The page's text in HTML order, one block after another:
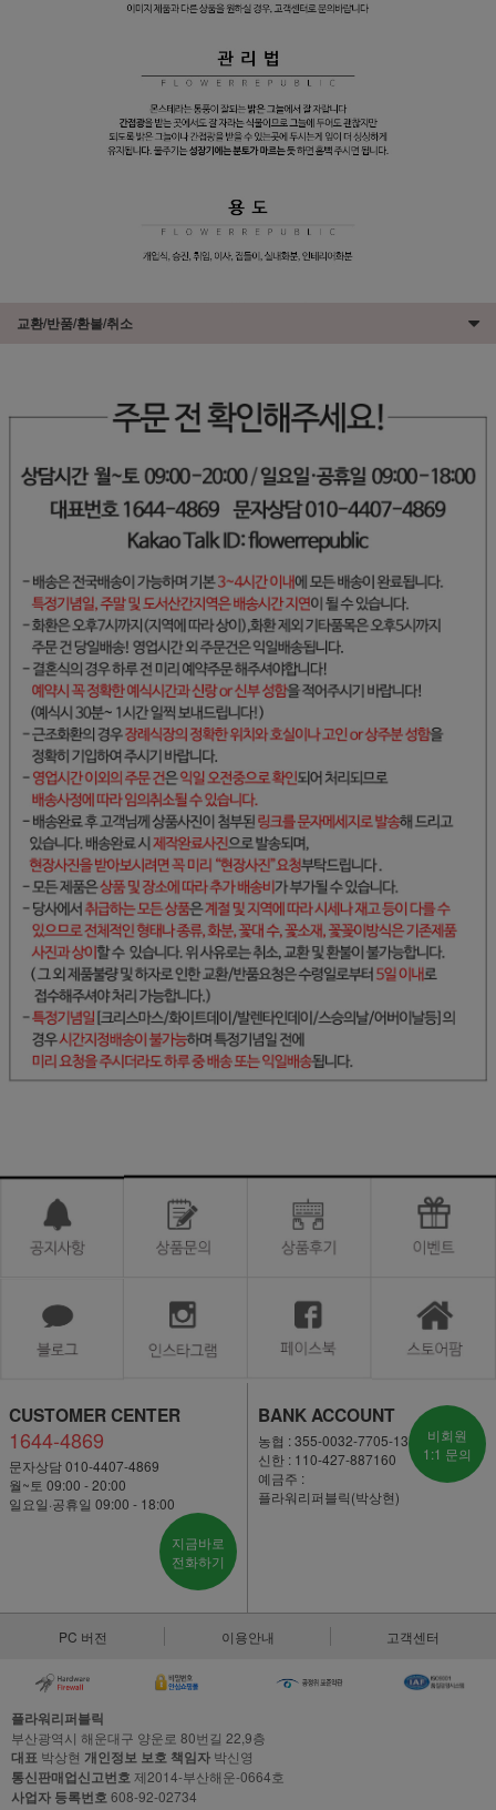
교환/반품/환불/취소
CUSTOMER CENTER
1644-4869
문자상담 010-4407-4869
월~토 09:00 - 20:00
일요일·공휴일 09:00 - 18:00
지금바로
전화하기
BANK ACCOUNT
농협 : 355-0032-7705-13
신한 : 110-427-887160
예금주 :
플라워리퍼블릭(박상현)
비회원
1:1 문의
PC 버전 이용안내 고객센터
플라워리퍼블릭
부산광역시 해운대구 양운로 80번길 22,9층
대표 박상현 개인정보 보호 책임자 박신영
통신판매업신고번호제2014-부산해운-0664호
사업자 등록번호608-92-02734